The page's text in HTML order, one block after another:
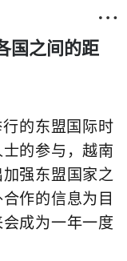

国之间的距
的东盟国际时
的参与，越南
强东盟国家之
作的信息为目
成为一年一度